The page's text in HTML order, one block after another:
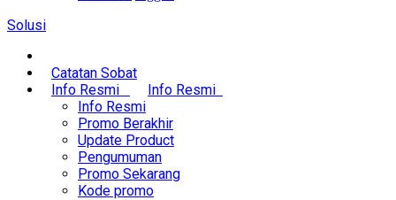
Solusi
Catatan Sobat
Info Resmi
Info Resmi
Info Resmi
Promo Berakhir
Update Product
Pengumuman
Promo Sekarang
Kode promo